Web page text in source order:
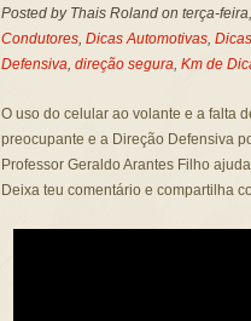
Posted by Thais Rolandon terça-
Condutores, Dicas Automotivas,
Defensiva, direção segura, Km de
O uso do celular ao volante e a falta
preocupante e a Direção Defensiva
Professor Geraldo Arantes Filho
Deixa teu comentário e compartilha